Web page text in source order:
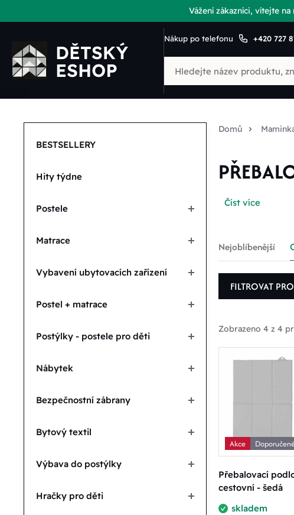
Vážení zákazníci, vítejte
Nákup po telefonu +420 727
BESTSELLERY
Hity týdne
Postele
Matrace
Vybavení ubytovacích zařízení
Postel + matrace
Postýlky - postele pro děti
Nábytek
Bezpečnostní zábrany
Bytový textil
Výbava do postýlky
Hračky pro děti
Domů
Číst více
Nejoblíbenější
FILTROVAT
Zvolit
Zobrazeno 4 z 4
Akce
Přebalovací
cestovní - šedá
skladem